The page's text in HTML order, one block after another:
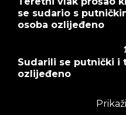
se sudario s
osoba ozlijeđeno
Sudarili se putnički i
ozlijeđeno